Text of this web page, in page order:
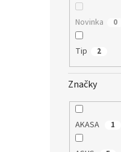
Novinka 0
Tip 2
Značky
AKASA 1